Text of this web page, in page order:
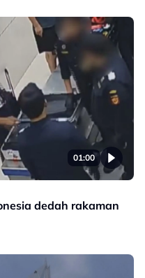
01:00
dedah rakaman